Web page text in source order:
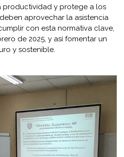
productividad y protege a los
aprovechar la asistencia
con esta normativa clave,
de 2025, y así fomentar un
y sostenible.